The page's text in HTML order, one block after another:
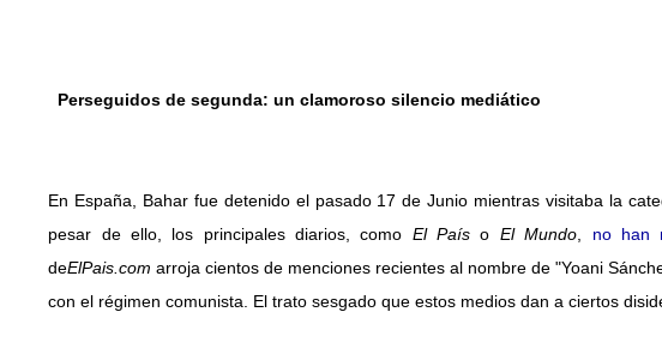
Perseguidos de segunda: un clamoroso silencio mediático
En España, Bahar fue detenido el pasado 17 de Junio mientras visitaba la
pesar de ello, los principales diarios, como El País o El Mundo, no han
deElPais.com arroja cientos de menciones recientes al nombre de "Yoani
con el régimen comunista. El trato sesgado que estos medios dan a ciertos